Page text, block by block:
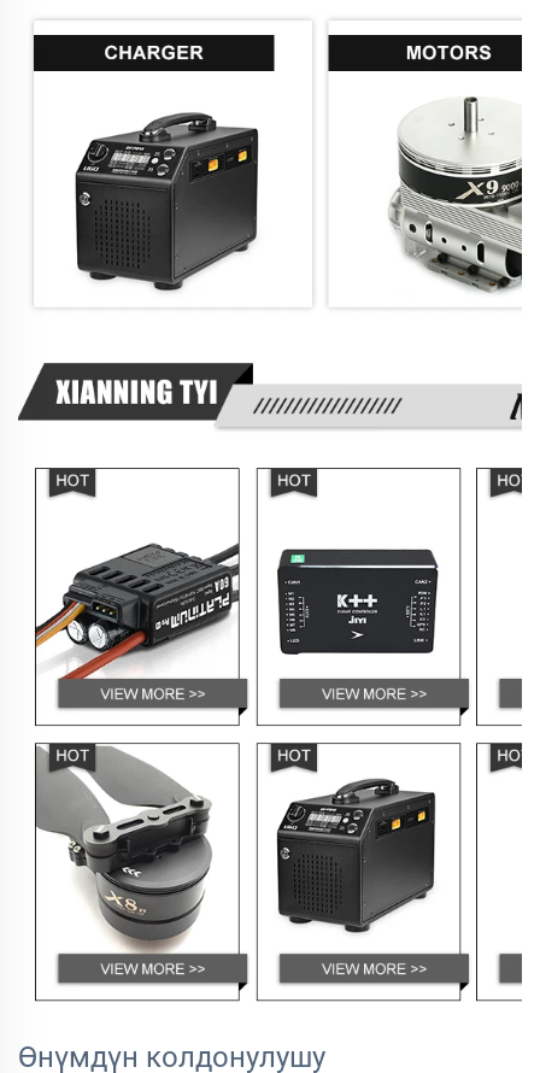
Өнүмдүн колдонулушу